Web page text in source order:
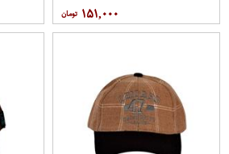
۱۵۱,۰۰۰